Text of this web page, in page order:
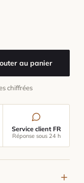
au panier
chiffrées
Service client FR
Réponse sous 24 h